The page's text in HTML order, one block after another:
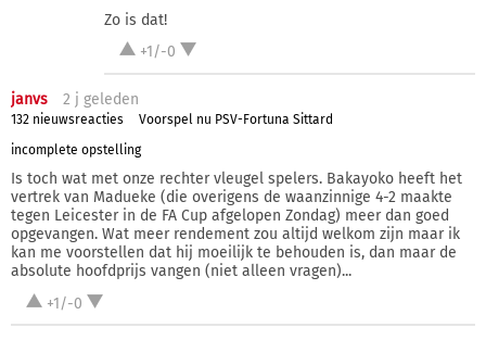
Zo is dat!
+1/-0
janvs 2 j geleden
132 nieuwsreacties
Voorspel nu PSV-Fortuna Sittard
incomplete opstelling
Is toch wat met onze rechter vleugel spelers. Bakayoko heeft het
vertrek van Madueke (die overigens de waanzinnige 4-2 maakte
tegen Leicester in de FA Cup afgelopen Zondag) meer dan goed
opgevangen. Wat meer rendement zou altijd welkom zijn maar ik
kan me voorstellen dat hij moeilijk te behouden is, dan maar de
absolute hoofdprijs vangen (niet alleen vragen)...
+1/-0